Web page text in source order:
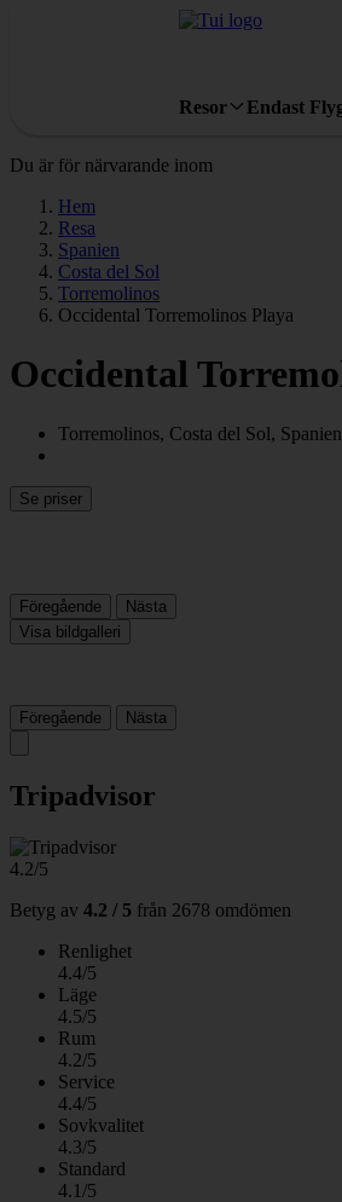
Resor Endast
Du är för närvarande inom
Hem
Resa
Spanien
Costa del Sol
Torremolinos
Occidental Torremolinos Playa
Occidental
Torremolinos, Costa del Sol, Spanien
Se priser
Föregående
Nästa
Visa bildgalleri
Föregående Nästa
Tripadvisor
4.2/5
Betyg av 4.2 / 5 från 2678 omdömen
Renlighet
4.4/5
Läge
4.5/5
Rum
4.2/5
Service
4.4/5
Sovkvalitet
4.3/5
Standard
4.1/5